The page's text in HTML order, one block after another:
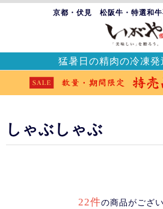
京都・伏見 松阪牛・特選和
猛暑日の精肉の冷凍発
しゃぶしゃぶ
22件の商品がござい